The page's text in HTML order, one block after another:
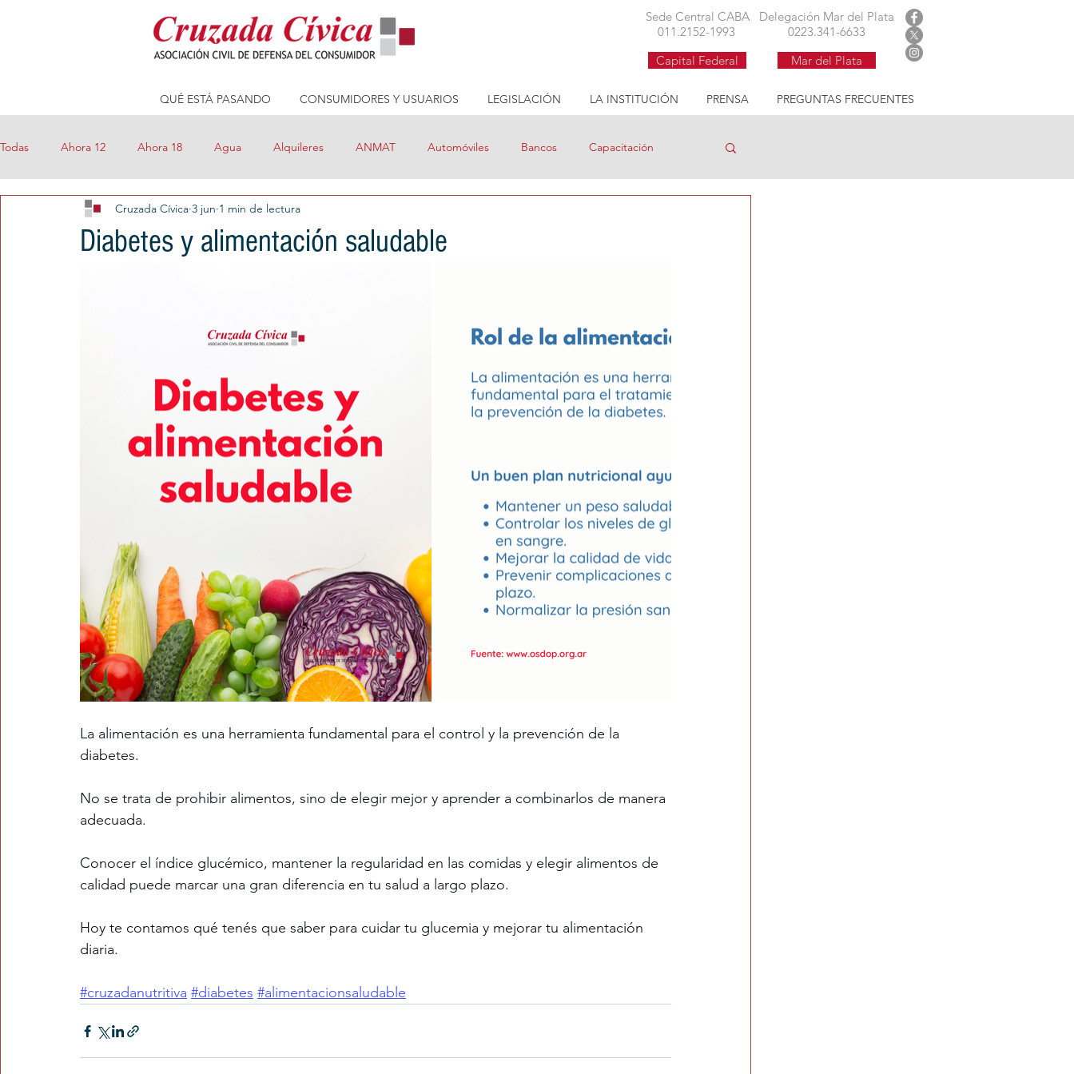
Sede Central CABA
011.2152-1993
Delegación Mar del Plata
0223.341-6633
Capital Federal
Mar del Plata
QUÉ ESTÁ PASANDO CONSUMIDORES Y USUARIOS LEGISLACIÓN LA INSTITUCIÓN PRENSA PREGUNTAS FRECUENTES
Todas Ahora 12 Ahora 18 Agua Alquileres ANMAT Automóviles Bancos Capacitación
Compras online Consejos Consumo Seguro
Precios Transparentes Prepagas Reclamos Tarifas Tarifa Social
Diabetes y alimentación saludable
Cruzada Cívica 3 jun 1 min de lectura
La alimentación es una herramienta fundamental para el control y la prevención de la
diabetes.
No se trata de prohibir alimentos, sino de elegir mejor y aprender a combinarlos de manera
adecuada.
Conocer el índice glucémico, mantener la regularidad en las comidas y elegir alimentos de
calidad puede marcar una gran diferencia en tu salud a largo plazo.
Hoy te contamos qué tenés que saber para cuidar tu glucemia y mejorar tu alimentación
diaria.
#cruzadanutritiva #diabetes #alimentacionsaludable